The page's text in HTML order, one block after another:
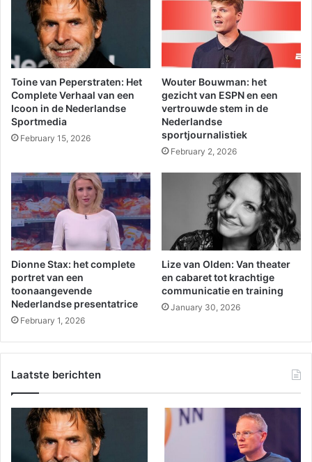
Toine van Peperstraten: Het
Complete Verhaal van een
Icoon in de Nederlandse
Sportmedia
February 15, 2026
Wouter Bouwman: het
gezicht van ESPN en een
vertrouwde stem in de
Nederlandse
sportjournalistiek
February 2, 2026
Dionne Stax: het complete
portret van een
toonaangevende
Nederlandse presentatrice
February 1, 2026
Lize van Olden: Van theater
en cabaret tot krachtige
communicatie en training
January 30, 2026
Laatste berichten